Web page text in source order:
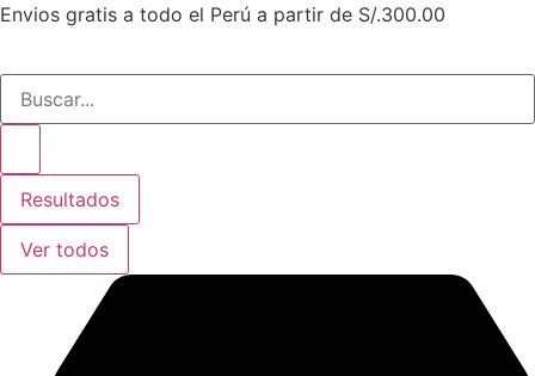
Ir
contenido
Envios gratis a todo el Perú a partir de S/.300.00
Search
Resultados
Ver todos